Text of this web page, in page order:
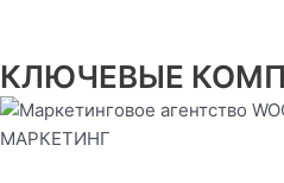
КЛЮЧЕВЫЕ
МАРКЕТИНГ